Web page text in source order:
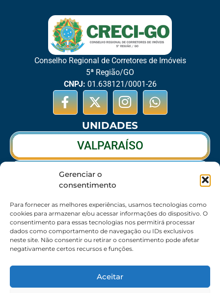
Gerenciar o
consentimento
Para fornecer as melhores experiências, usamos tecnologias como
cookies para armazenar e/ou acessar informações do dispositivo. O
consentimento para essas tecnologias nos permitirá processar
dados como comportamento de navegação ou IDs exclusivos
neste site. Não consentir ou retirar o consentimento pode afetar
negativamente certos recursos e funções.
Aceitar
Conselho Regional de Corretores de Imóveis
5ª Região/GO
CNPJ: 01.638121/0001-26
UNIDADES
VALPARAÍSO
RIO VERDE
CALDAS NOVAS
SEDE
62 3095-6530 / 62 3236-7350 / 62 99643-1994
8:30h às 17:30h